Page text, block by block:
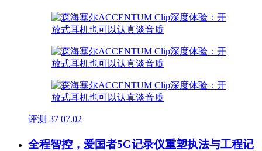
评测 37 07.02
全程智控，爱国者5G记录仪重塑执法与工程记